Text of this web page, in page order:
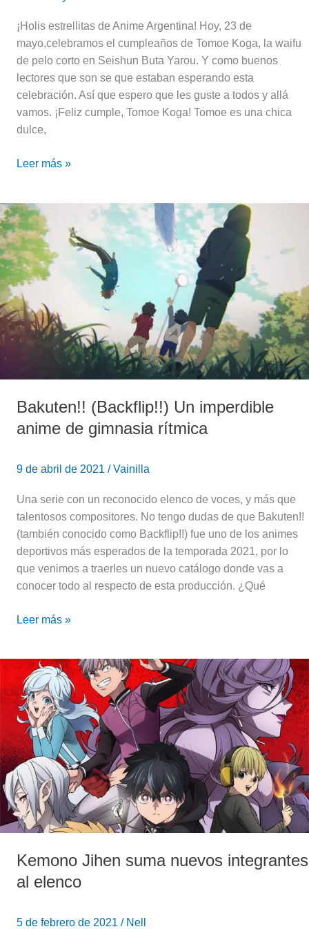
¡Holis estrellitas de Anime Argentina! Hoy, 23 de
mayo,celebramos el cumpleaños de Tomoe Koga, la waifu
de pelo corto en Seishun Buta Yarou. Y como buenos
lectores que son se que estaban esperando esta
celebración. Así que espero que les guste a todos y allá
vamos. ¡Feliz cumple, Tomoe Koga! Tomoe es una chica
dulce,
Leer más »
Bakuten!! (Backflip!!) Un imperdible
anime de gimnasia rítmica
9 de abril de 2021 /Vainilla
Una serie con un reconocido elenco de voces, y más que
talentosos compositores. No tengo dudas de que Bakuten!!
(también conocido como Backflip!!) fue uno de los animes
deportivos más esperados de la temporada 2021, por lo
que venimos a traerles un nuevo catálogo donde vas a
conocer todo al respecto de esta producción. ¿Qué
Bakuten!!
(Backflip!!)
Un
imperdible
anime
de
gimnasia
rítmica
Leer más »
Kemono Jihen suma nuevos integrantes
al elenco
5 de febrero de 2021 / Nell
Kemono
Jihen
suma
nuevos
integrantes
al
elenco